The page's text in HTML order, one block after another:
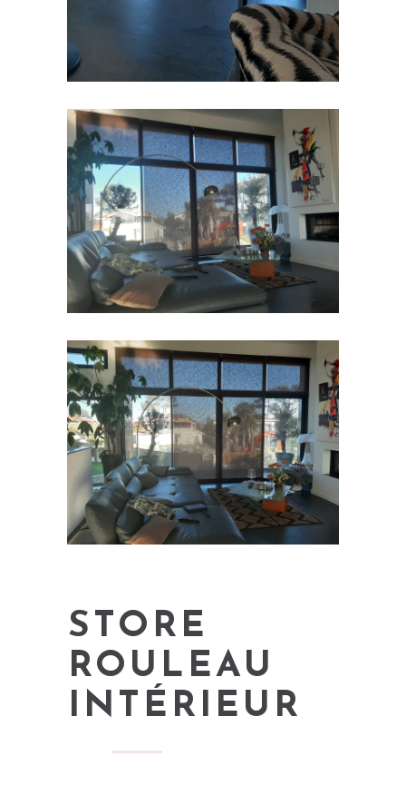
STORE
ROULEAU
INTÉRIEUR